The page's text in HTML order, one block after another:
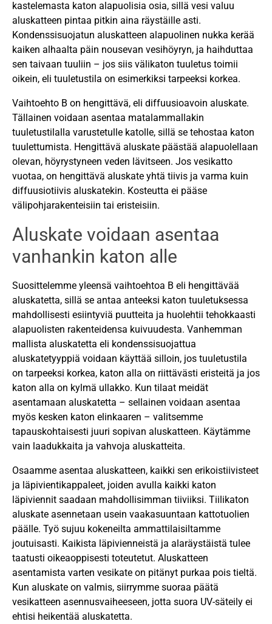
kastelemasta katon alapuolisia osia, sillä vesi valuu
aluskatteen pintaa pitkin aina räystäille asti.
Kondenssisuojatun aluskatteen alapuolinen nukka kerää
kaiken alhaalta päin nousevan vesihöyryn, ja haihduttaa
sen taivaan tuuliin – jos siis välikaton tuuletus toimii
oikein, eli tuuletustila on esimerkiksi tarpeeksi korkea.
Vaihtoehto B on hengittävä, eli diffuusioavoin aluskate.
Tällainen voidaan asentaa matalammallakin
tuuletustilalla varustetulle katolle, sillä se tehostaa katon
tuulettumista. Hengittävä aluskate päästää alapuolellaan
olevan, höyrystyneen veden lävitseen. Jos vesikatto
vuotaa, on hengittävä aluskate yhtä tiivis ja varma kuin
diffuusiotiivis aluskatekin. Kosteutta ei pääse
välipohjarakenteisiin tai eristeisiin.
Aluskate voidaan asentaa
vanhankin katon alle
Suosittelemme yleensä vaihtoehtoa B eli hengittävää
aluskatetta, sillä se antaa anteeksi katon tuuletuksessa
mahdollisesti esiintyviä puutteita ja huolehtii tehokkaasti
alapuolisten rakenteidensa kuivuudesta. Vanhemman
mallista aluskatetta eli kondenssisuojattua
aluskatetyyppiä voidaan käyttää silloin, jos tuuletustila
on tarpeeksi korkea, katon alla on riittävästi eristeitä ja jos
katon alla on kylmä ullakko. Kun tilaat meidät
asentamaan aluskatetta – sellainen voidaan asentaa
myös kesken katon elinkaaren – valitsemme
tapauskohtaisesti juuri sopivan aluskatteen. Käytämme
vain laadukkaita ja vahvoja aluskatteita.
Osaamme asentaa aluskatteen, kaikki sen erikoistiivisteet
ja läpivientikappaleet, joiden avulla kaikki katon
läpiviennit saadaan mahdollisimman tiiviiksi. Tiilikaton
aluskate asennetaan usein vaakasuuntaan kattotuolien
päälle. Työ sujuu kokeneilta ammattilaisiltamme
joutuisasti. Kaikista läpivienneistä ja alaräystäistä tulee
taatusti oikeaoppisesti toteutetut. Aluskatteen
asentamista varten vesikate on pitänyt purkaa pois tieltä.
Kun aluskate on valmis, siirrymme suoraa päätä
vesikatteen asennusvaiheeseen, jotta suora UV-säteily ei
ehtisi heikentää aluskatetta.